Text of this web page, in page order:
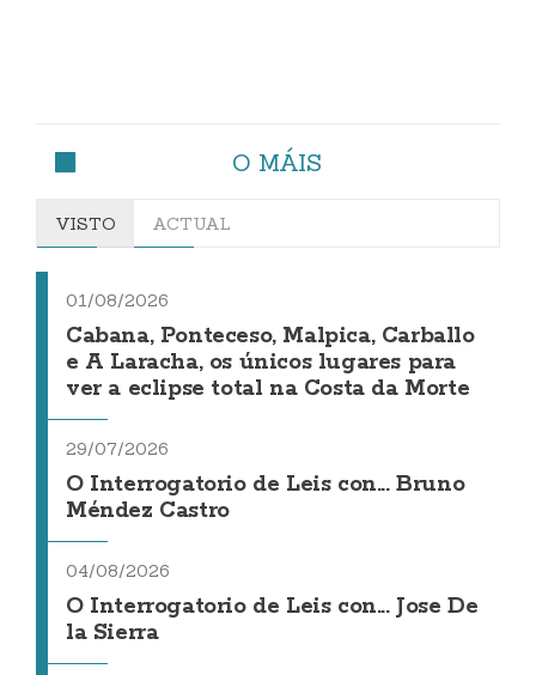
O MÁIS
VISTO ACTUAL
01/08/2026
Cabana, Ponteceso, Malpica, Carballo
e A Laracha, os únicos lugares para
ver a eclipse total na Costa da Morte
29/07/2026
O Interrogatorio de Leis con... Bruno
Méndez Castro
04/08/2026
O Interrogatorio de Leis con... Jose De
la Sierra